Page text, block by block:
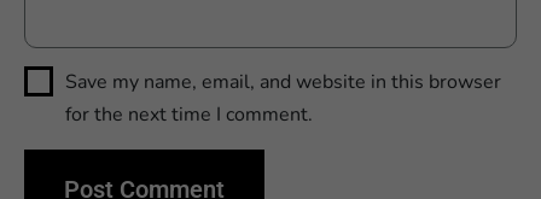
Save my name, email, and website in this browser
for the next time I comment.